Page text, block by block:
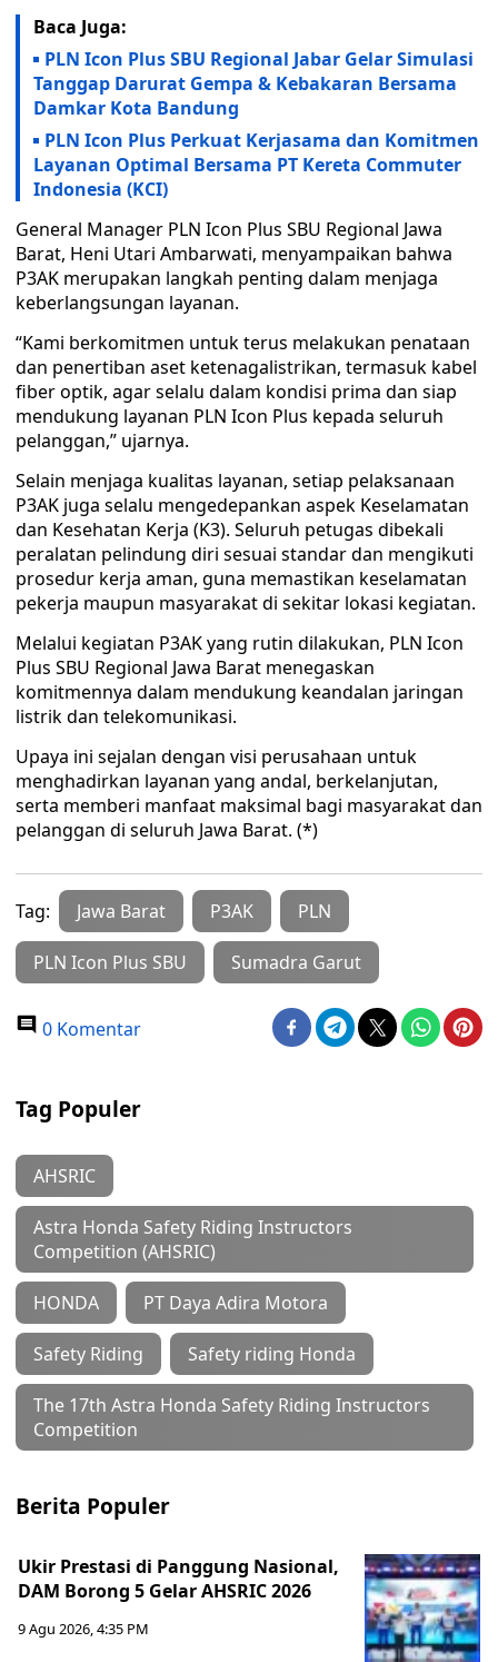
Baca Juga:
PLN Icon Plus SBU Regional Jabar Gelar Simulasi
Tanggap Darurat Gempa & Kebakaran Bersama
Damkar Kota Bandung
PLN Icon Plus Perkuat Kerjasama dan Komitmen
Layanan Optimal Bersama PT Kereta Commuter
Indonesia (KCI)
General Manager PLN Icon Plus SBU Regional Jawa
Barat, Heni Utari Ambarwati, menyampaikan bahwa
P3AK merupakan langkah penting dalam menjaga
keberlangsungan layanan.
“Kami berkomitmen untuk terus melakukan penataan
dan penertiban aset ketenagalistrikan, termasuk kabel
fiber optik, agar selalu dalam kondisi prima dan siap
mendukung layanan PLN Icon Plus kepada seluruh
pelanggan,” ujarnya.
Selain menjaga kualitas layanan, setiap pelaksanaan
P3AK juga selalu mengedepankan aspek Keselamatan
dan Kesehatan Kerja (K3). Seluruh petugas dibekali
peralatan pelindung diri sesuai standar dan mengikuti
prosedur kerja aman, guna memastikan keselamatan
pekerja maupun masyarakat di sekitar lokasi kegiatan.
Melalui kegiatan P3AK yang rutin dilakukan, PLN Icon
Plus SBU Regional Jawa Barat menegaskan
komitmennya dalam mendukung keandalan jaringan
listrik dan telekomunikasi.
Upaya ini sejalan dengan visi perusahaan untuk
menghadirkan layanan yang andal, berkelanjutan,
serta memberi manfaat maksimal bagi masyarakat dan
pelanggan di seluruh Jawa Barat. (*)
Tag: Jawa Barat P3AK PLN
PLN Icon Plus SBU Sumadra Garut
0 Komentar
Tag Populer
AHSRIC
Astra Honda Safety Riding Instructors
Competition (AHSRIC)
HONDA PT Daya Adira Motora
Safety Riding Safety riding Honda
The 17th Astra Honda Safety Riding Instructors
Competition
Berita Populer
Ukir Prestasi di Panggung Nasional,
DAM Borong 5 Gelar AHSRIC 2026
9 Agu 2026, 4:35 PM